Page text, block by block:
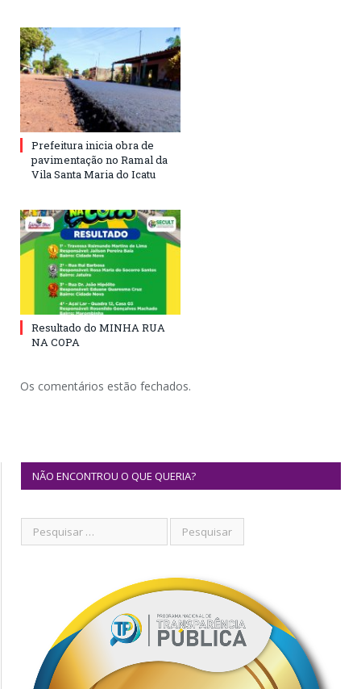
Prefeitura inicia obra de
pavimentação no Ramal da
Vila Santa Maria do Icatu
Resultado do MINHA RUA
NA COPA
Os comentários estão fechados.
NÃO ENCONTROU O QUE QUERIA?